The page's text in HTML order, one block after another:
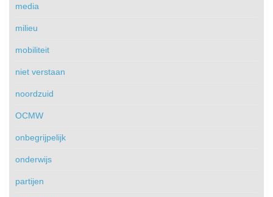
media
milieu
mobiliteit
niet verstaan
noordzuid
OCMW
onbegrijpelijk
onderwijs
partijen